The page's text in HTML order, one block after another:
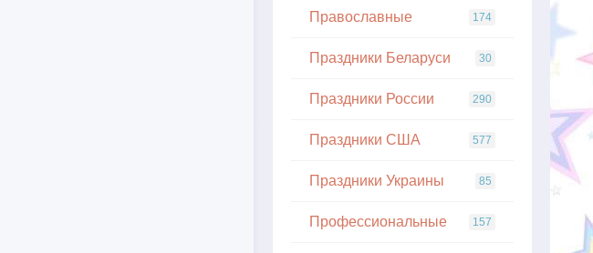
Православные 174
Праздники Беларуси 30
Праздники России 290
Праздники США 577
Праздники Украины 85
Профессиональные 157